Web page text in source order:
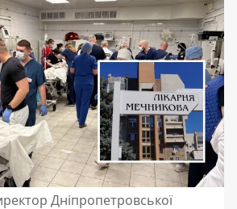
Дніпропетровської